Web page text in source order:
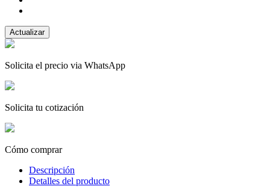
Solicita el precio via WhatsApp
Solicita tu cotización
Cómo comprar
Descripción
Detalles del producto